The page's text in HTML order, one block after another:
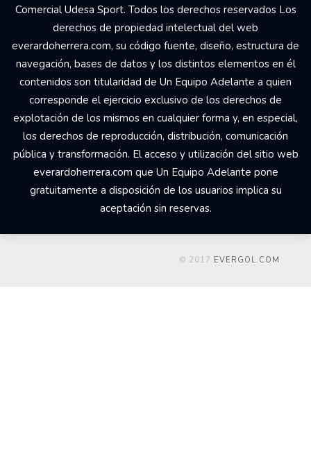
Comercial Udesa Sport. Todos los derechos reservados Los
derechos de propiedad intelectual del web
everardoherrera.com, su código fuente, diseño, estructura de
navegación, bases de datos y los distintos elementos en él
contenidos son titularidad de Un Equipo Adelante a quien
corresponde el ejercicio exclusivo de los derechos de
explotación de los mismos en cualquier forma y, en especial,
los derechos de reproducción, distribución, comunicación
pública y transformación. El acceso y utilización del sitio web
everardoherrera.com que Un Equipo Adelante pone
gratuitamente a disposición de los usuarios implica su
aceptación sin reservas.
© 2017 EVERGOL.COM